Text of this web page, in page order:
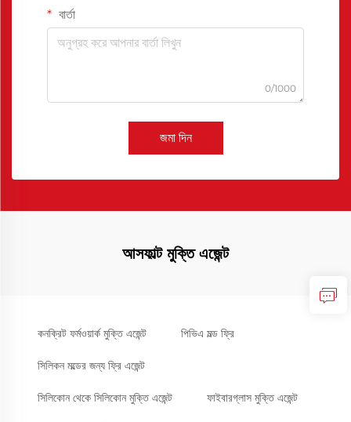
বার্তা
0/1000
জমা দিন
আসফাল্ট মুক্তি এজেন্ট
কনক্রিট ফর্মওয়ার্ক মুক্তি এজেন্ট পিভিএ মল্ড ফ্রি
সিলিকন মল্ডের জন্য ফ্রি এজেন্ট
সিলিকোন থেকে সিলিকোন মুক্তি এজেন্ট ফাইবারগ্লাস মুক্তি এজেন্ট